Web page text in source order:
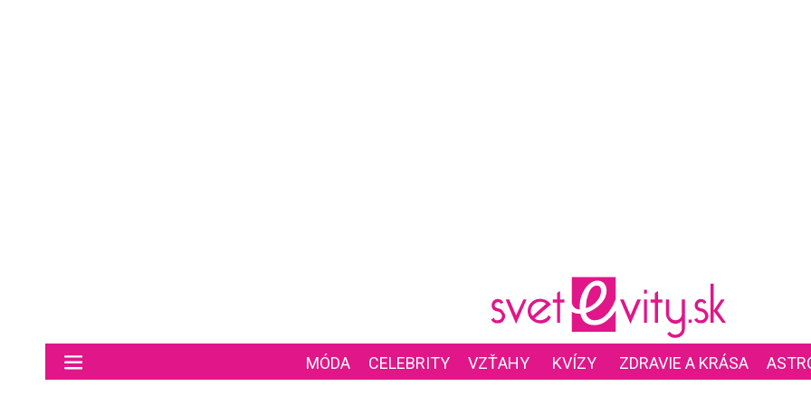
MÓDA CELEBRITY VZŤAHY KVÍZY ZDRAVIE A KRÁSA